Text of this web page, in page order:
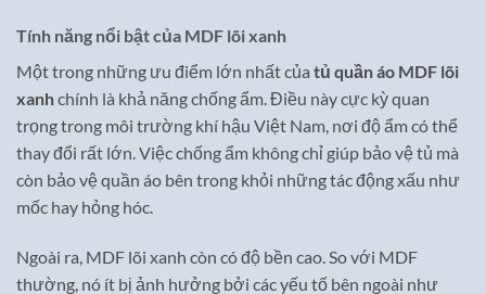
Tính năng nổi bật của MDF lõi xanh
Một trong những ưu điểm lớn nhất của tủ quần áo MDF lõi
xanhchính là khả năng chống ẩm. Điều này cực kỳ quan
trọng trong môi trường khí hậu Việt Nam, nơi độ ẩm có thể
thay đổi rất lớn. Việc chống ẩm không chỉ giúp bảo vệ tủ mà
còn bảo vệ quần áo bên trong khỏi những tác động xấu như
mốc hay hỏng hóc.
Ngoài ra, MDF lõi xanh còn có độ bền cao. So với MDF
thường, nó ít bị ảnh hưởng bởi các yếu tố bên ngoài như